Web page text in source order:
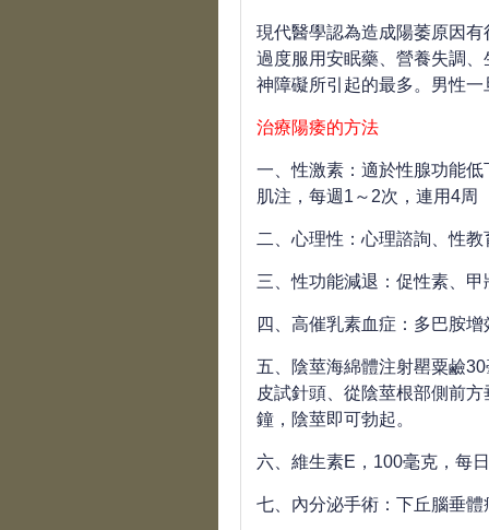
現代醫學認為造成陽萎原因
過度服用安眠藥、營養失調
神障礙所引起的最多。男性
治療陽痿的方法
一、性激素：適於性腺功能
肌注，每週 1 ～ 2次，連用4周
二、心理性：心理諮詢、性
三、性功能減退：促性素、
四、高催乳素血症：多巴胺增
五、陰莖海綿體注射罌粟鹼30
皮試針頭、從陰莖根部側前
鐘，陰莖即可勃起。
六、維生素E ， 100毫克，每日
七、內分泌手術：下丘腦垂